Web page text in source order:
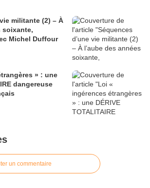
militante (2) – À
soixante,
Michel Duffour
» : une
dangereuse
un commentaire